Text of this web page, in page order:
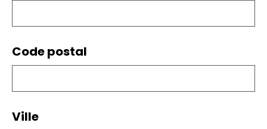
Code postal
Ville